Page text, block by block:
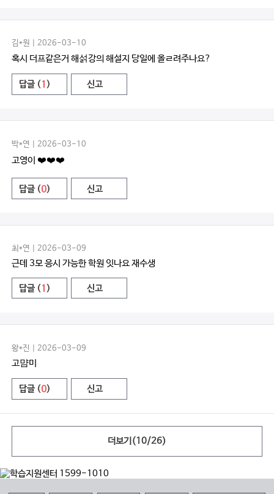
김*원 | 2026-03-10
혹시 더프같은거 해섥강의 해설지 당일에 올ㄹ려주나요?
답글 ( 1 ) 신고
박*연 | 2026-03-10
고영이 ❤️❤️❤️
답글 (0) 신고
최*연 | 2026-03-09
근데 3모 응시 가능한 학원 잇나요 재수생
답글 ( 1 ) 신고
왕*진 | 2026-03-09
고먐미
답글 (0) 신고
더보기(10/26)